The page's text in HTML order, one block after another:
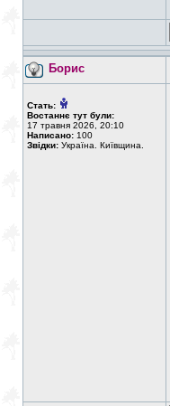
Борис
Стать:
Востаннє тут були:
17 травня 2026, 20:10
Написано: 100
Звідки: Україна. Київщина.